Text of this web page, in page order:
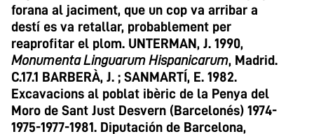
forana al jaciment, que un cop va arribar a
destí es va retallar, probablement per
reaprofitar el plom. UNTERMAN, J. 1990,
Monumenta Linguarum Hispanicarum, Madrid.
C.17.1 BARBERÀ, J. ; SANMARTÍ, E. 1982.
Excavacions al poblat ibèric de la Penya del
Moro de Sant Just Desvern (Barcelonés) 1974-
1975-1977-1981. Diputación de Barcelona,